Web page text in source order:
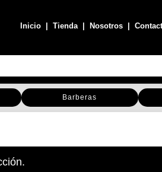
Inicio |Tienda| Nosotros |
Barberas